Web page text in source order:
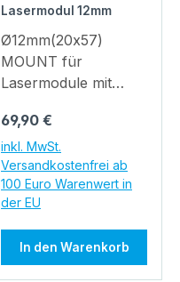
Lasermodul 12mm
Ø12mm(20x57)
MOUNT für
Lasermodule mit
Hochwertige
Halterung in
Industriequalität für
Lasermodule mit
einem Durchmesser
von 12mm. Die
Halterung ist in allen
Regulärer Preis:
69,90 €
inkl. MwSt.
Versandkostenfrei ab
100 Euro Warenwert in
der EU
In den Warenkorb